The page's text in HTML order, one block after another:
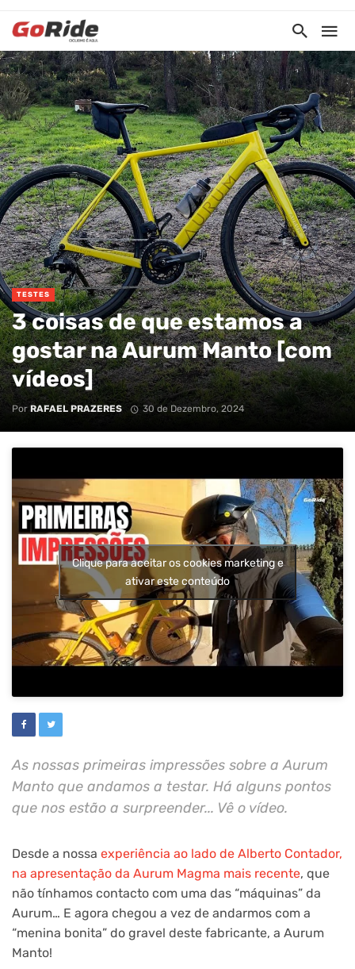
TESTES
3 coisas de que estamos a
gostar na Aurum Manto [com
vídeos]
Por RAFAEL PRAZERES 30 de Dezembro, 2024
Clique para aceitar os cookies marketing e
ativar este conteúdo
As nossas primeiras impressões sobre a Aurum
Manto que andamos a testar. Há alguns pontos
que nos estão a surpreender... Vê o vídeo.
Desde a nossa experiência ao lado de Alberto Contador,
na apresentação da Aurum Magma mais recente, que
não tínhamos contacto com uma das “máquinas” da
Aurum… E agora chegou a vez de andarmos com a
“menina bonita” do gravel deste fabricante, a Aurum
Manto!